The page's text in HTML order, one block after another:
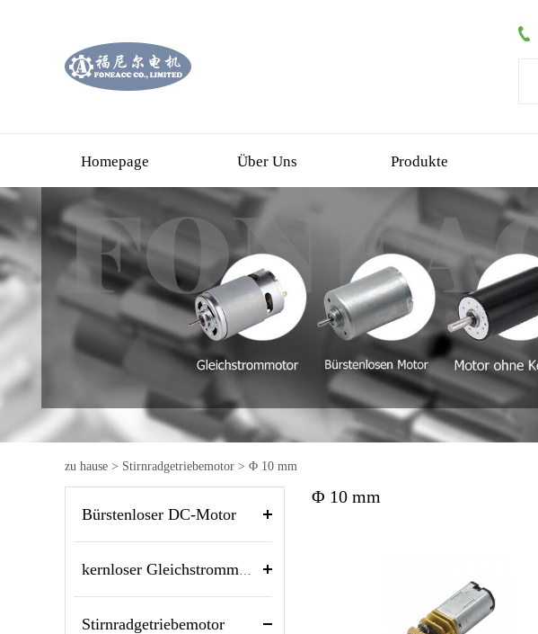
Homepage Über Uns Produkte
zu hause > Stirnradgetriebemotor > Φ 10 mm
Bürstenloser DC-Motor
Stirnradgetriebemotor
Φ 10 mm